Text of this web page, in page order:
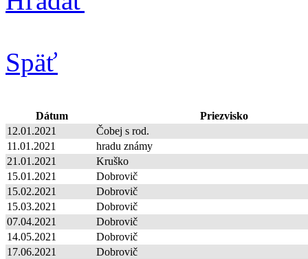
Späť
Dátum
Priezvisko
12.01.2021
Čobej s rod.
11.01.2021
hradu známy
21.01.2021
Kruško
15.01.2021
Dobrovič
15.02.2021
Dobrovič
15.03.2021
Dobrovič
07.04.2021
Dobrovič
14.05.2021
Dobrovič
17.06.2021
Dobrovič